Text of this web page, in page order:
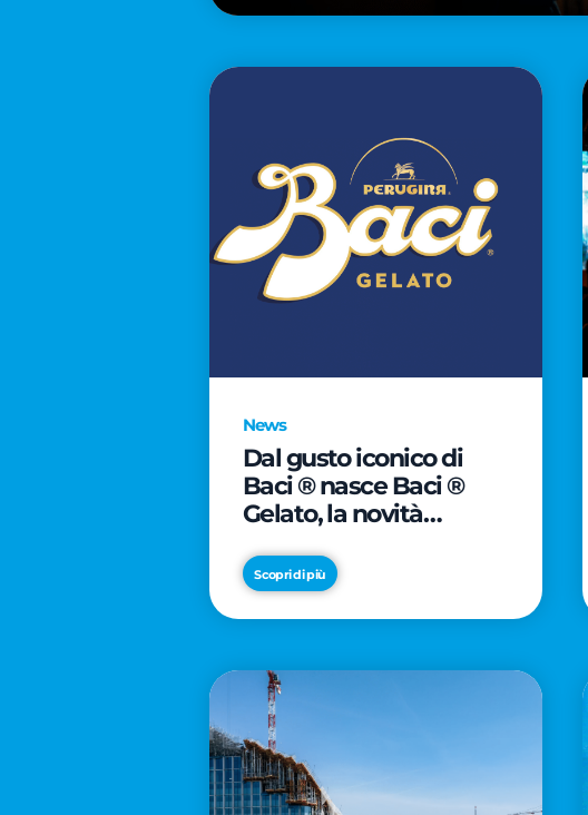
News
Dal gusto iconico di
Baci ® nasce Baci ®
Gelato, la novità
Scopri di più